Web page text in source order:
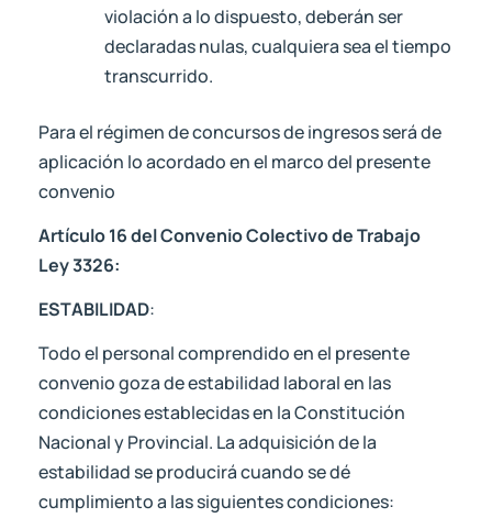
violación a lo dispuesto, deberán ser
declaradas nulas, cualquiera sea el tiempo
transcurrido.
Para el régimen de concursos de ingresos será de
aplicación lo acordado en el marco del presente
convenio
Artículo 16 del Convenio Colectivo de Trabajo
Ley 3326:
ESTABILIDAD:
Todo el personal comprendido en el presente
convenio goza de estabilidad laboral en las
condiciones establecidas en la Constitución
Nacional y Provincial. La adquisición de la
estabilidad se producirá cuando se dé
cumplimiento a las siguientes condiciones: